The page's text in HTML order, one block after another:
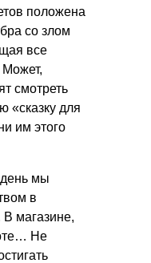
положена
со злом
все
Может,
смотреть
«сказку для
им этого
мы
в
магазине,
Не